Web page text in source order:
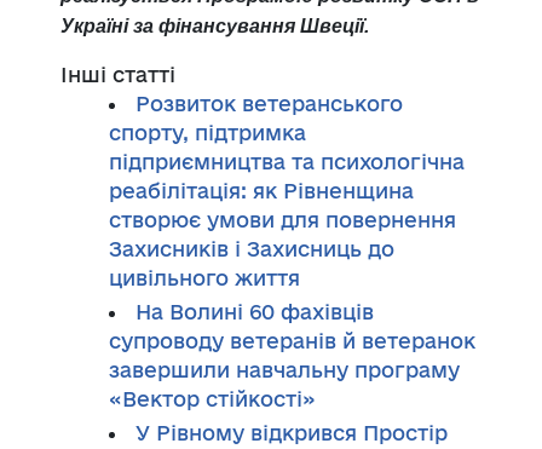
Україні за фінансування Швеції.
Інші статті
Розвиток ветеранського
спорту, підтримка
підприємництва та психологічна
реабілітація: як Рівненщина
створює умови для повернення
Захисників і Захисниць до
цивільного життя
На Волині 60 фахівців
супроводу ветеранів й ветеранок
завершили навчальну програму
«Вектор стійкості»
У Рівному відкрився Простір